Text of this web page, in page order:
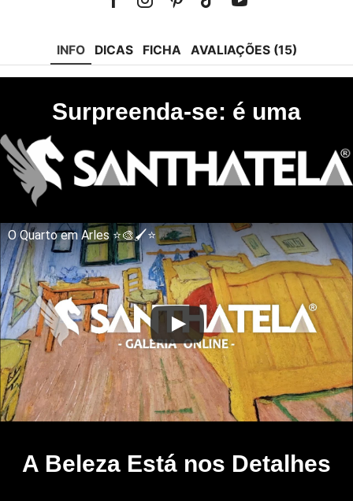
Facebook
Instagram
Pinterest
Tik-Youtube
INFO DICAS FICHA AVALIAÇÕES (15)
Surpreenda-se: é uma
O Quarto em Arles ⭐🎨🖌⭐
A Beleza Está nos Detalhes